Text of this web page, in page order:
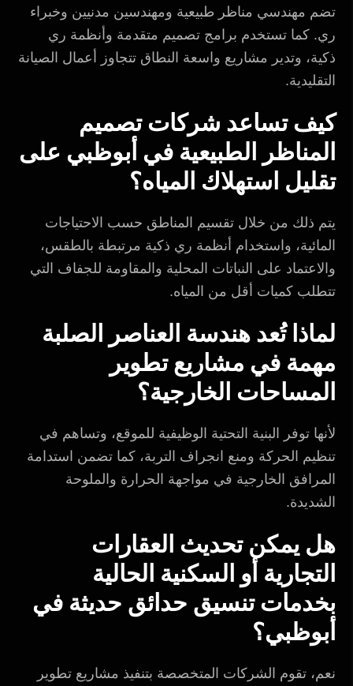
تضم مهندسي مناظر طبيعية ومهندسين مدنيين وخبراء
ري. كما تستخدم برامج تصميم متقدمة وأنظمة ري
ذكية، وتدير مشاريع واسعة النطاق تتجاوز أعمال الصيانة
التقليدية.
كيف تساعد شركات تصميم
المناظر الطبيعية في أبوظبي على
تقليل استهلاك المياه؟
يتم ذلك من خلال تقسيم المناطق حسب الاحتياجات
المائية، واستخدام أنظمة ري ذكية مرتبطة بالطقس،
والاعتماد على النباتات المحلية والمقاومة للجفاف التي
تتطلب كميات أقل من المياه.
لماذا تُعد هندسة العناصر الصلبة
مهمة في مشاريع تطوير
المساحات الخارجية؟
لأنها توفر البنية التحتية الوظيفية للموقع، وتساهم في
تنظيم الحركة ومنع انجراف التربة، كما تضمن استدامة
المرافق الخارجية في مواجهة الحرارة والملوحة
الشديدة.
هل يمكن تحديث العقارات
التجارية أو السكنية الحالية
بخدمات تنسيق حدائق حديثة في
أبوظبي؟
نعم، تقوم الشركات المتخصصة بتنفيذ مشاريع تطوير